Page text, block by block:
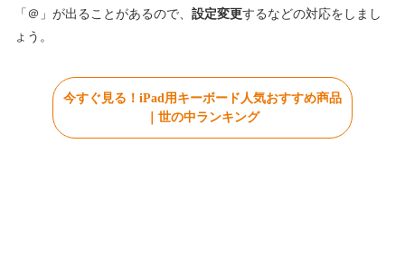
「＠」が出ることがあるので、 設定変更するなどの対応をしまし
ょう。
今すぐ見る！iPad用キーボード人気おすすめ商品
｜世の中ランキング